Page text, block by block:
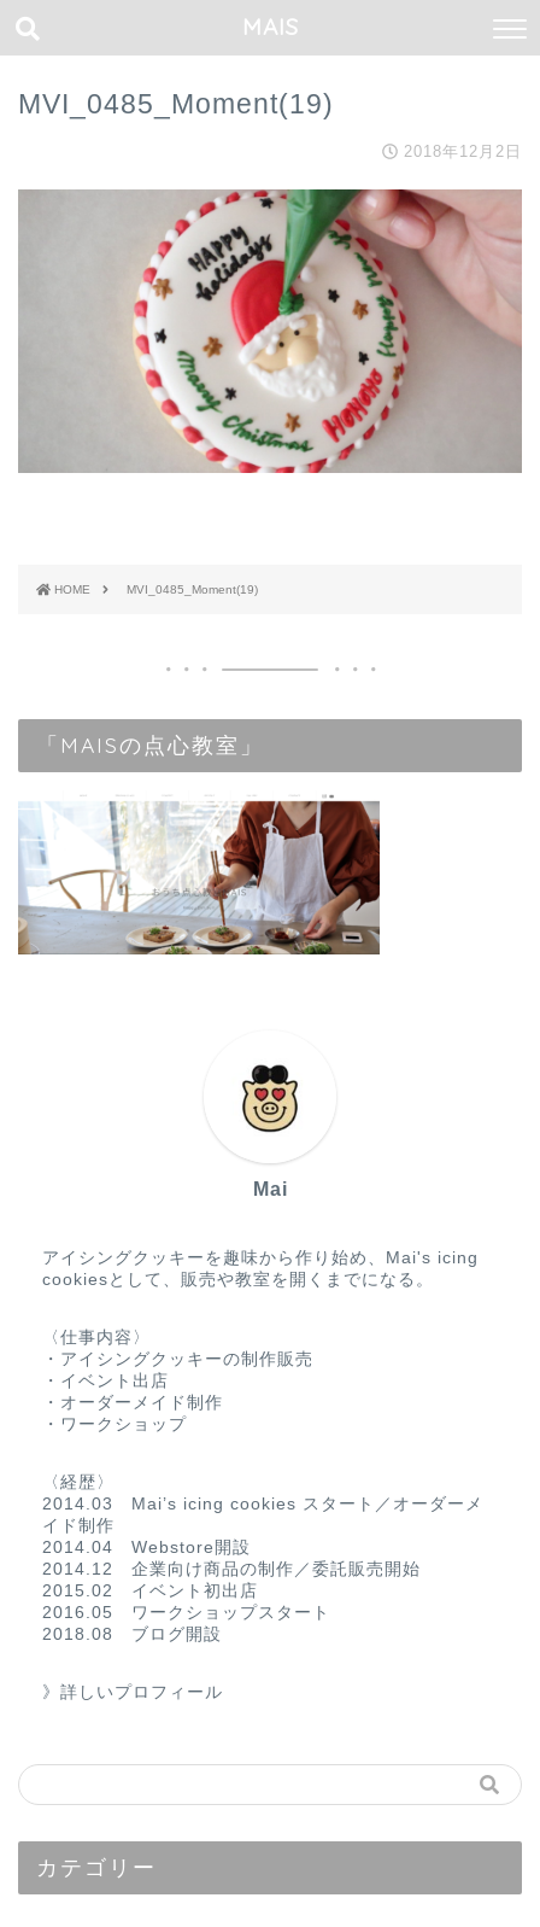
MAIS
MVI_0485_Moment(19)
2018年12月2日
HOME MVI_0485_Moment(19)
「MAISの点心教室」
Mai
アイシングクッキーを趣味から作り始め、Mai's icing
cookiesとして、販売や教室を開くまでになる。
〈仕事内容〉
・アイシングクッキーの制作販売
・イベント出店
・オーダーメイド制作
・ワークショップ
〈経歴〉
2014.03 Mai’s icing cookies スタート／オーダーメ
イド制作
2014.04 Webstore開設
2014.12 企業向け商品の制作／委託販売開始
2015.02 イベント初出店
2016.05 ワークショップスタート
2018.08 ブログ開設
》詳しいプロフィール
カテゴリー